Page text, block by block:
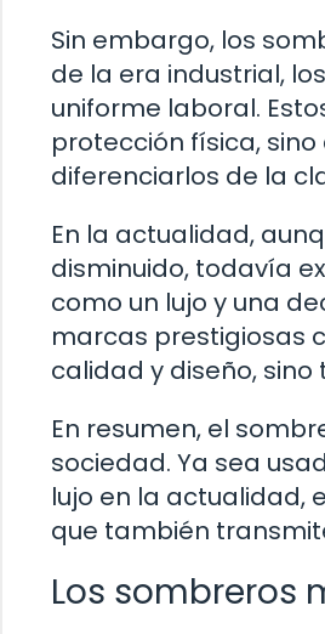
Sin embargo, los
de la era industrial,
uniforme laboral.
protección física,
diferenciarlos de la
En la actualidad,
disminuido, todavía
como un lujo y una
marcas prestigiosas
calidad y diseño,
En resumen, el
sociedad. Ya sea
lujo en la actualidad,
que también
Los sombreros